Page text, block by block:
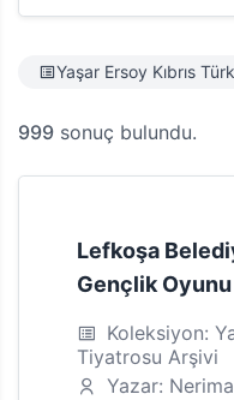
Yaşar Ersoy Kıbrıs
999 sonuç bulundu.
Lefkoşa
Gençlik Oyunu
Koleksiyon:
Tiyatrosu Arşivi
Yazar: